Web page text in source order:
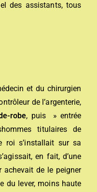
des assistants, tous
et du chirurgien
de l’argenterie,
robe, puis » entrée
titulaires de
roi s’installait sur sa
en fait, d’une
achevait de le peigner
du lever, moins haute